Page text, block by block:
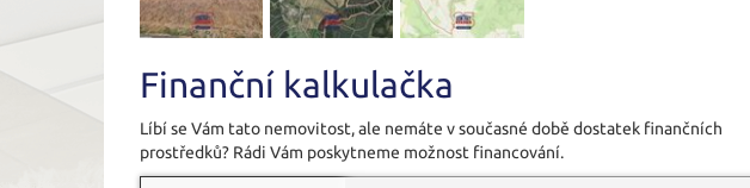
Finanční kalkulačka
Líbí se Vám tato nemovitost, ale nemáte v současné době dostatek finančních
prostředků? Rádi Vám poskytneme možnost financování.